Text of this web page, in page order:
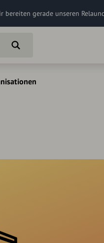
bereiten gerade unseren